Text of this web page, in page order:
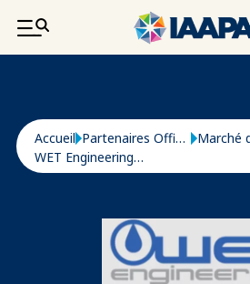
ALLER AU CONTENU
Fil d'Ariane
Accueil Partenaires Officiels
WET Engineering Inc.